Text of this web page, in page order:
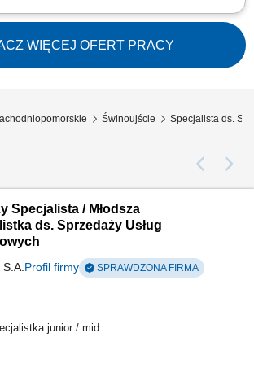
nowych klientów B2B poprzez aktywne
calling, cold mailing, LinkedIn) oraz praca z
(ciepłe leady) - Prezentacja oferty firmy i
składaniu wniosków; Kompleksowe zarządzanie
od...
WIĘCEJ OFERT PRACY
Świnoujście Specjalista ds.
Specjalista / Młodsza
ds. Sprzedaży Usług
Profil firmy SPRAWDZONA FIRMA
junior / mid